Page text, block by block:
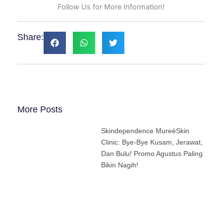
Follow Us for More Information!
Share:
More Posts
Skindependence MureéSkin
Clinic: Bye-Bye Kusam, Jerawat,
Dan Bulu! Promo Agustus Paling
Bikin Nagih!